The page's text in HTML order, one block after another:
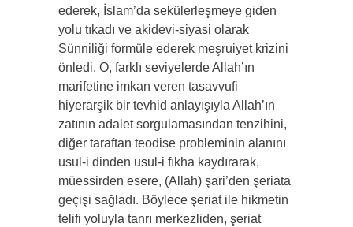
ederek, İslam’da sekülerleşmeye giden
yolu tıkadı ve akidevi-siyasi olarak
Sünniliği formüle ederek meşruiyet krizini
önledi. O, farklı seviyelerde Allah’ın
marifetine imkan veren tasavvufi
hiyerarşik bir tevhid anlayışıyla Allah’ın
zatının adalet sorgulamasından tenzihini,
diğer taraftan teodise prob­leminin alanını
usul-i dinden usul-i fıkha kaydırarak,
müessirden esere, (Allah) şari’den şeriata
geçişi sağladı. Böylece şeriat ile hikmetin
telifi yoluyla tanrı merkezliden, şeriat